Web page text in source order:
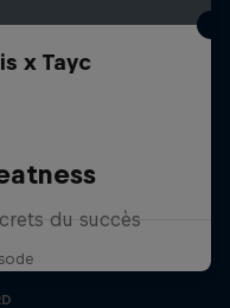
x Tayc
du succès